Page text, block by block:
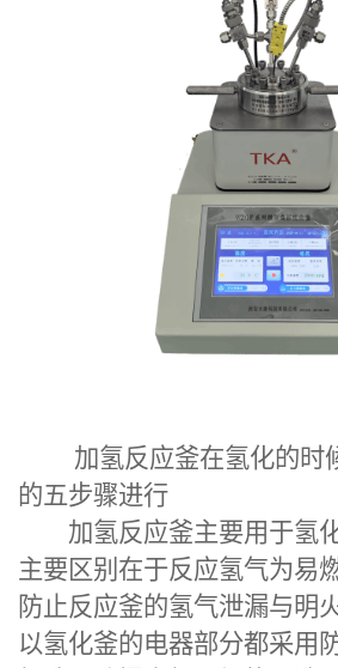
加氢反应釜在氢化的时
的五步骤进行
加氢反应釜主要用于氢
主要区别在于反应氢气为易
防止反应釜的氢气泄漏与明
以氢化釜的电器部分都采用